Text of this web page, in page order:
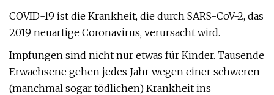
COVID-19 ist die Krankheit, die durch SARS-CoV-2, das
2019 neuartige Coronavirus, verursacht wird.
Impfungen sind nicht nur etwas für Kinder. Tausende
Erwachsene gehen jedes Jahr wegen einer schweren
(manchmal sogar tödlichen) Krankheit ins